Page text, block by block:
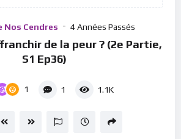
Nos Cendres 4 Années Passés
de la peur ? (2e Partie,
S1 Ep36)
1 1 1.1K